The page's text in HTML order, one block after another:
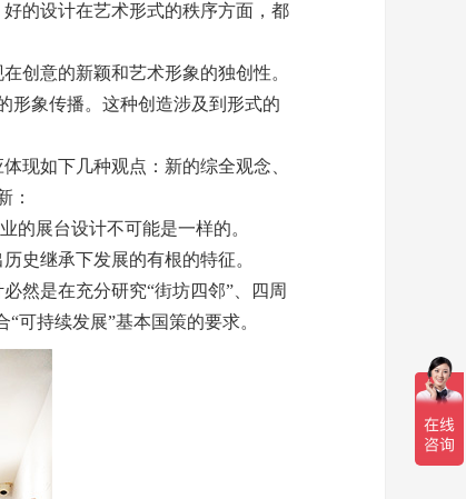
的设计在艺术形式的秩序方面，都
创意的新颖和艺术形象的独创性。
形象传播。这种创造涉及到形式的
现如下几种观点：新的综全观念、
：
的展台设计不可能是一样的。
史继承下发展的有根的特征。
然是在充分研究“街坊四邻”、四周
可持续发展”基本国策的要求。